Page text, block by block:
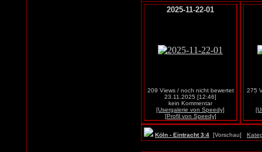
2025-11-22-01
209 Views / noch nicht bewertet
23.11.2025 [12:46]
kein Kommentar
[Usergalerie von Speedy]
[Profil von Speedy]
275
Köln - Eintracht 3:4 [Vorschau]